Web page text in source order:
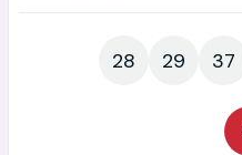
28 29 37